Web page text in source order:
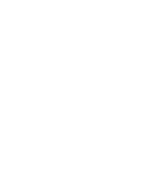
als gewohnt,
den Weg
Wasser
einen Drift